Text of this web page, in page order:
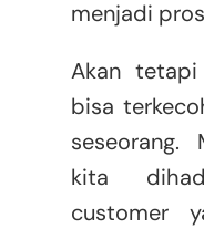
menjadi
Akan
bisa
seseorang.
kita
customer